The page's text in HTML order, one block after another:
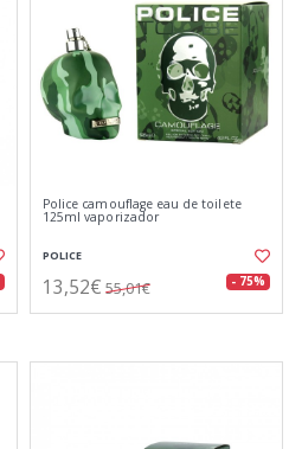
Police camouflage eau de toilete
125ml vaporizador
POLICE
13,52€ 55,01€ - 75%